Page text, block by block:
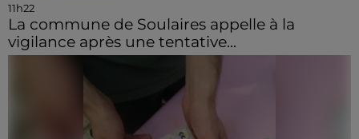
11h22
La commune de Soulaires appelle à la
vigilance après une tentative...